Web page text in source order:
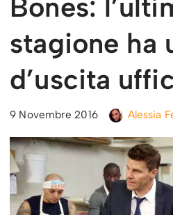
Bones:
stagione ha
d’uscita
9 Novembre 2016 Alessia